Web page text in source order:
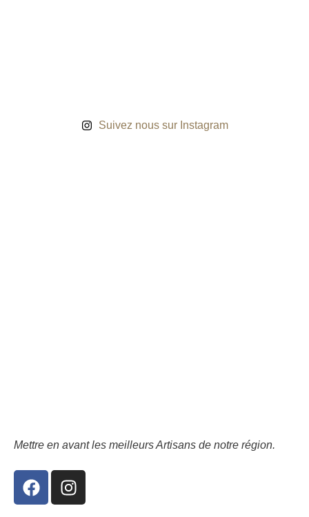
Suivez nous sur Instagram
Mettre en avant les meilleurs Artisans de notre région.
F
a
I
n